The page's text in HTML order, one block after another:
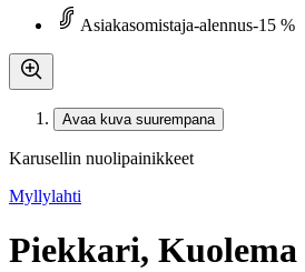
Asiakasomistaja-alennus-15 %
Avaa kuva suurempana
Karusellin nuolipainikkeet
Myllylahti
Piekkari,